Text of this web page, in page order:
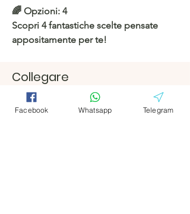
🌈 Opzioni: 4
Scopri 4 fantastiche scelte pensate
appositamente per te!
Negozio Hacoo
https://c.hacoo.pl/2eg7RJ
Collegare
Facebook
Telegramm
Facebook
Telegramm
Facebook Whatsapp Telegram